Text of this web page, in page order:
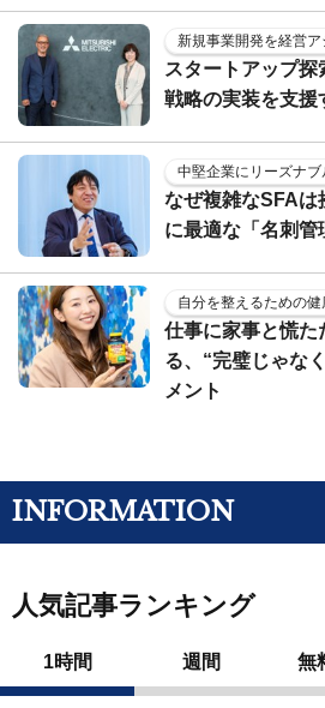
新規事業開発を経営
スタートアップ
戦略の実装を支
中堅企業にリーズナブ
なぜ複雑なSFAは
に最適な「名刺
自分を整えるための健
仕事に家事と慌た
る、“完璧じゃな
メント
INFORMATION
人気記事ランキング
1時間 週間 無